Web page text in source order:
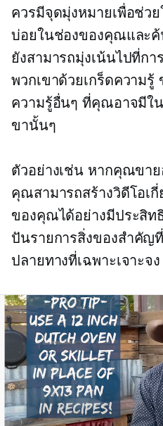
ควรมีจุดมุ่งหมายเพื่อช่ว
บ่อยในช่องของคุณและ
ยังสามารถมุ่งเน้นไปที่กา
พวกเขาด้วยเกร็ดความรู้
ความรู้อื่นๆ ที่คุณอาจมีใ
ขานั้นๆ
ตัวอย่างเช่น หากคุณขา
คุณสามารถสร้างวิดีโอเ
ของคุณได้อย่างมีประสิท
ปันรายการสิ่งของสำคัญ
ปลายทางที่เฉพาะเจาะจง